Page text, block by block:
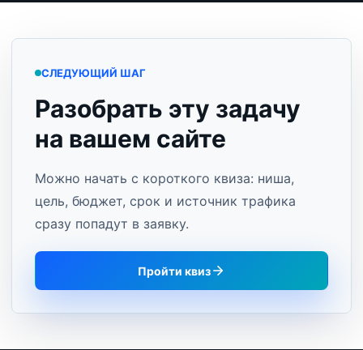
СЛЕДУЮЩИЙ ШАГ
Разобрать эту задачу
на вашем сайте
Можно начать с короткого квиза: ниша,
цель, бюджет, срок и источник трафика
сразу попадут в заявку.
Пройти квиз